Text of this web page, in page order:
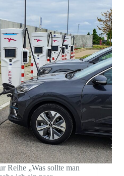
Reihe „Was sollte man